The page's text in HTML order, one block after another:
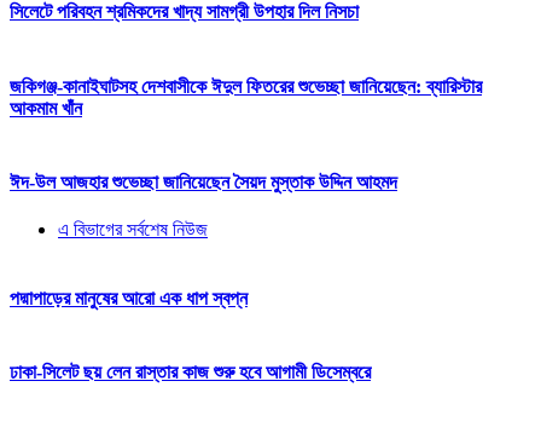
সিলেটে পরিবহন শ্রমিকদের খাদ্য সামগ্রী উপহার দিল নিসচা
জকিগঞ্জ-কানাইঘাটসহ দেশবাসীকে ঈদুল ফিতরের শুভেচ্ছা জানিয়েছেন: ব্যারিস্টার
আকমাম খাঁন
ঈদ-উল আজহার শুভেচ্ছা জানিয়েছেন সৈয়দ মুস্তাক উদ্দিন আহমদ
এ বিভাগের সর্বশেষ নিউজ
পদ্মাপাড়ের মানুষের আরো এক ধাপ স্বপ্ন
ঢাকা-সিলেট ছয় লেন রাস্তার কাজ শুরু হবে আগামী ডিসেম্বরে